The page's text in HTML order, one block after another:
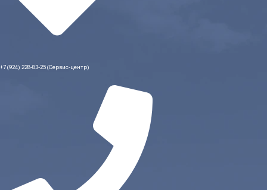
+7 (924) 228-83-25 (Сервис-центр)